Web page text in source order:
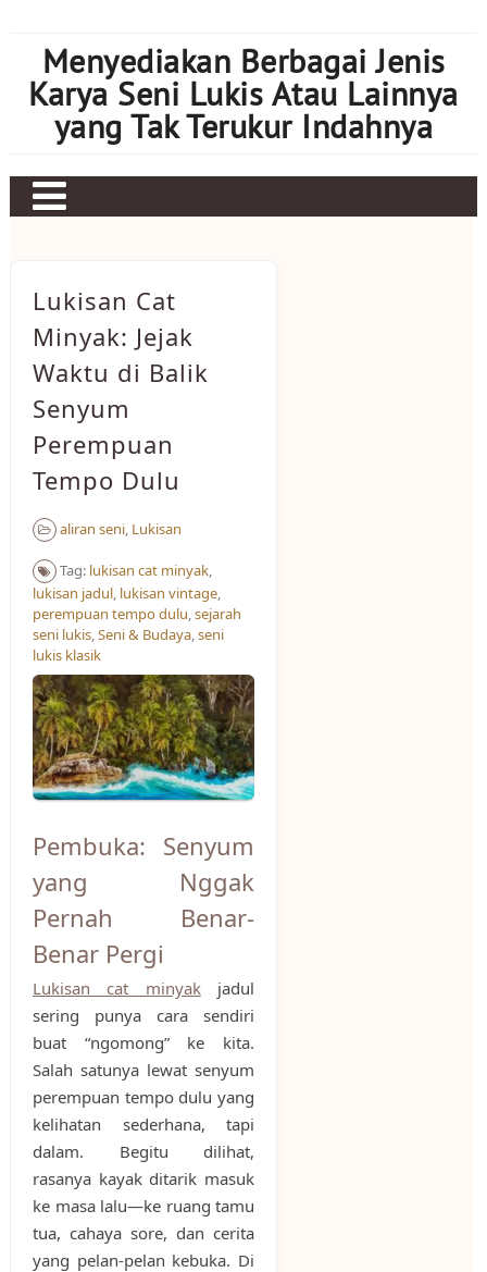
contentMenyediakan Berbagai Jenis
Karya Seni Lukis Atau Lainnya
yang Tak Terukur Indahnya
Lukisan Cat
Minyak: Jejak
Waktu di Balik
Senyum
Perempuan
Tempo Dulu
aliran seni, Lukisan
Tag: lukisan cat minyak,
lukisan jadul, lukisan vintage,
perempuan tempo dulu,sejarah
seni lukis,Seni & Budaya,seni
lukis klasik
Pembuka: Senyum
yang Nggak
Pernah Benar-
Benar Pergi
Lukisan cat minyakjadul
sering punya cara sendiri
buat “ngomong” ke kita.
Salah satunya lewat senyum
perempuan tempo dulu yang
kelihatan sederhana, tapi
dalam. Begitu dilihat,
rasanya kayak ditarik masuk
ke masa lalu—ke ruang tamu
tua, cahaya sore, dan cerita
yang pelan-pelan kebuka. Di